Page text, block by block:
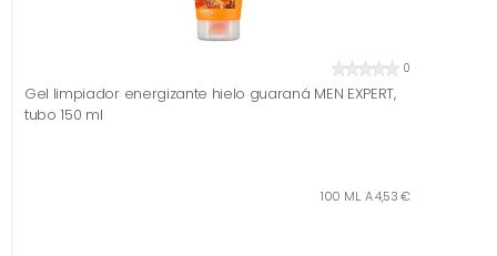
0
Gel limpiador energizante hielo guaraná MEN EXPERT,
tubo 150 ml
100 ML. A 4,53 €